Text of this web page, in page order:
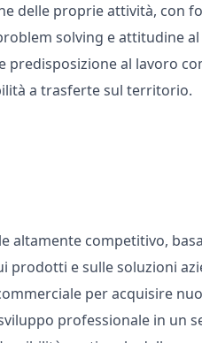
delle proprie attività, con
solving e attitudine
predisposizione al lavoro
a trasferte sul territorio.
altamente competitivo,
prodotti e sulle soluzioni
per acquisire
professionale in un